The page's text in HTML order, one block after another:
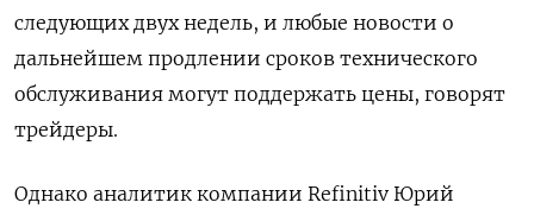
следующих двух недель, и любые новости о
дальнейшем продлении сроков технического
обслуживания могут поддержать цены, говорят
трейдеры.
Однако аналитик компании Refinitiv Юрий